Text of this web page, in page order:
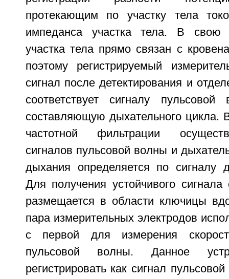
протекающим по участку тела
импеданса участка тела. В свою
участка тела прямо связан с
поэтому регистрируемый
сигнал после детектирования и
соответствует сигналу
составляющую дыхательного цикла.
частотной фильтрации
сигналов пульсовой волны и
дыхания определяется по сигналу
Для получения устойчивого сигнала
размещается в области ключицы
пара измерительных электродов
с первой для измерения
пульсовой волны. Данное
регистрировать как сигнал